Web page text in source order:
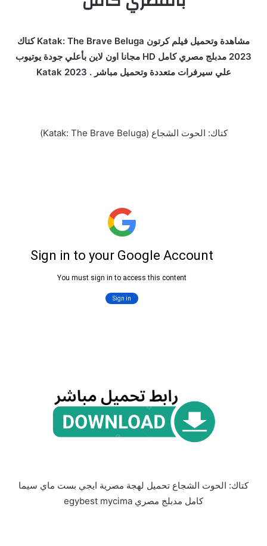
مشاهدة وتحميل فيلم كرتون Katak: The Brave Beluga كتاك
2023 مدبلج مصري كامل HD مجانا اون لاين بأعلي جودة يوتيوب
علي سيرفرات متعددة وتحميل مباشر . Katak 2023
كتاك: الحوت الشجاع (Katak: The Brave Beluga)
كتاك: الحوت الشجاع تحميل لهجة مصرية ايجي بست ماي سيما
كامل مدبلج مصري egybest mycima